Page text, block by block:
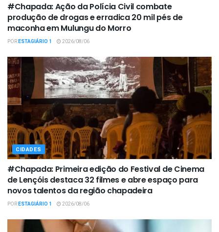
#Chapada: Ação da Polícia Civil combate
produção de drogas e erradica 20 mil pés de
maconha em Mulungu do Morro
PORESTAGIÁRIO 1 2026/08/06
CIDADES
#Chapada: Primeira edição do Festival de Cinema
de Lençóis destaca 32 filmes e abre espaço para
novos talentos da região chapadeira
PORESTAGIÁRIO 1 2026/08/06